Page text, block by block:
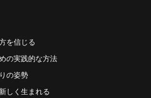
を信じる
の実践的な方法
の姿勢
しく生まれる